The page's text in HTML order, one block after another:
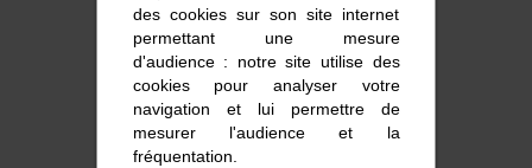
des cookies sur son site internet
permettant une mesure
d'audience : notre site utilise des
cookies pour analyser votre
navigation et lui permettre de
mesurer l'audience et la
fréquentation.